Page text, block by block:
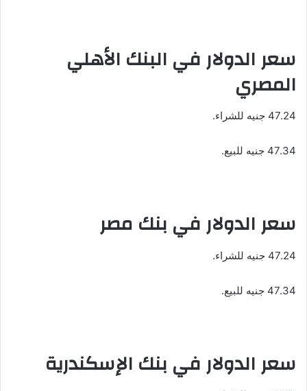
سعر الدولار في البنك الأهلي
المصري
47.24 جنيه للشراء.
47.34 جنيه للبيع.
سعر الدولار في بنك مصر
47.24 جنيه للشراء.
47.34 جنيه للبيع.
سعر الدولار في بنك الإسكندرية